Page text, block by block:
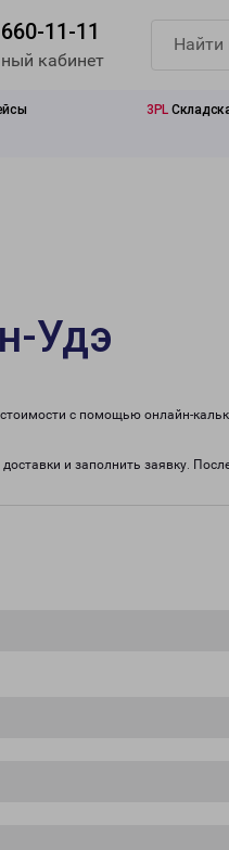
11-11
кабинет
3PL
Удэ
с помощью онлайн-
и заполнить заявку.